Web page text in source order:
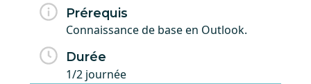
Prérequis
Connaissance de base en Outlook.
Durée
1/2 journée